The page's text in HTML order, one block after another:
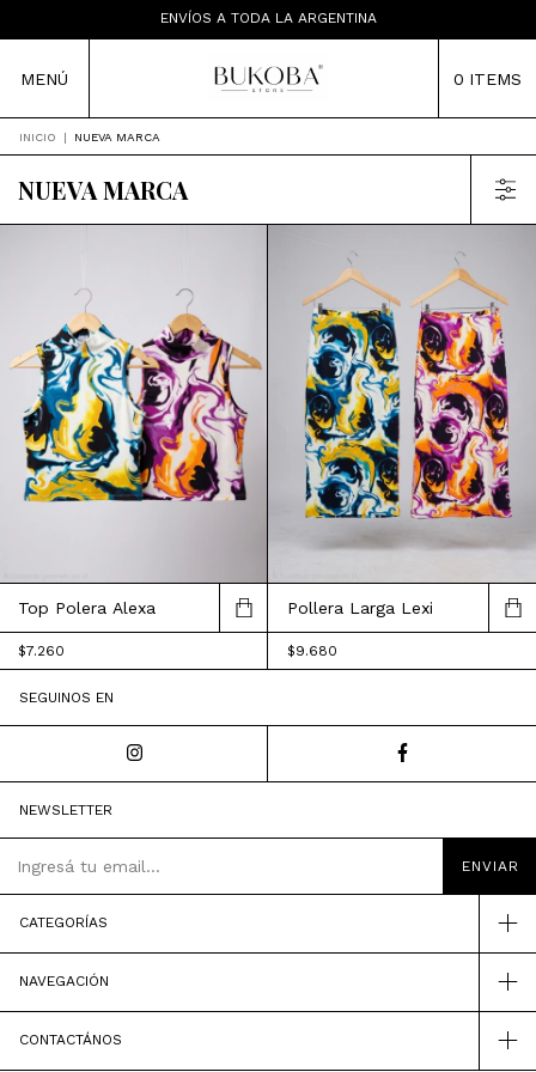
ENVÍOS A TODA LA ARGENTINA
MENÚ 0 ITEMS
INICIO | NUEVA MARCA
NUEVA MARCA
Top Polera Alexa
$7.260
Pollera Larga Lexi
$9.680
SEGUINOS EN
NEWSLETTER
CATEGORÍAS
NAVEGACIÓN
CONTACTÁNOS